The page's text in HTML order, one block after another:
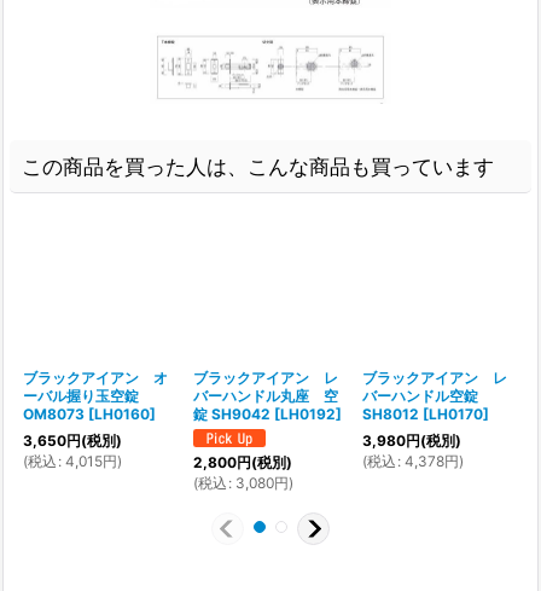
この商品を買った人は、こんな商品も買っています
ブラックアイアン オ
ーバル握り玉空錠
OM8073 [LH0160]
3,650円(税別)
(税込 : 4,015円)
ブラックアイアン レ
バーハンドル丸座 空
錠 SH9042 [LH0192]
2,800円(税別)
(税込 : 3,080円)
ブラックアイアン レ
バーハンドル空錠
SH8012 [LH0170]
3,980円(税別)
(税込 : 4,378円)